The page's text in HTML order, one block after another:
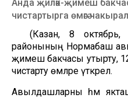
Анда җиләк-җимеш
чистартырга өмәгә
(Казан, 8 октябрь,
районының Нормабаш
җимеш бакчасы утырту, 12
чистарту өмәләре үткәрелә.
Авылдашларны һәм